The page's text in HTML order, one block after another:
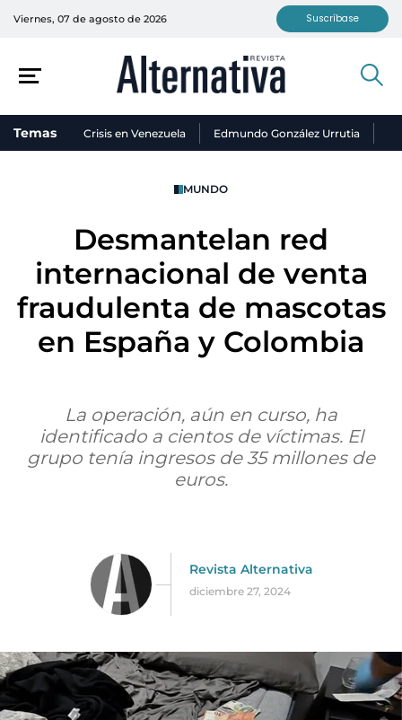
Viernes, 07 de agosto de 2026 Suscríbase
Temas Crisis en Venezuela Edmundo González Urrutia
MUNDO
Desmantelan red
internacional de venta
fraudulenta de mascotas
en España y Colombia
La operación, aún en curso, ha
identificado a cientos de víctimas. El
grupo tenía ingresos de 35 millones de
euros.
Revista Alternativa
diciembre 27, 2024